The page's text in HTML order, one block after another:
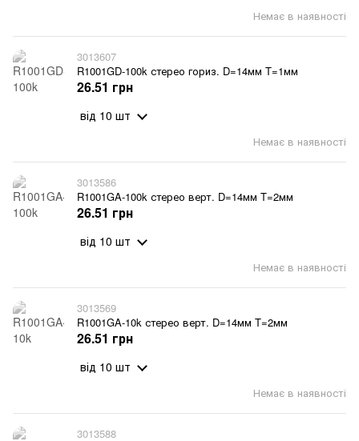
Немає в наявності
3013607
R1001GD-100k стерео гориз. D=14мм T=1мм
Немає в наявності
26.51 грн
від 10 шт
3013586
R1001GA-100k стерео верт. D=14мм T=2мм
Немає в наявності
26.51 грн
від 10 шт
3013569
R1001GA-10k стерео верт. D=14мм T=2мм
Немає в наявності
26.51 грн
від 10 шт
3013588